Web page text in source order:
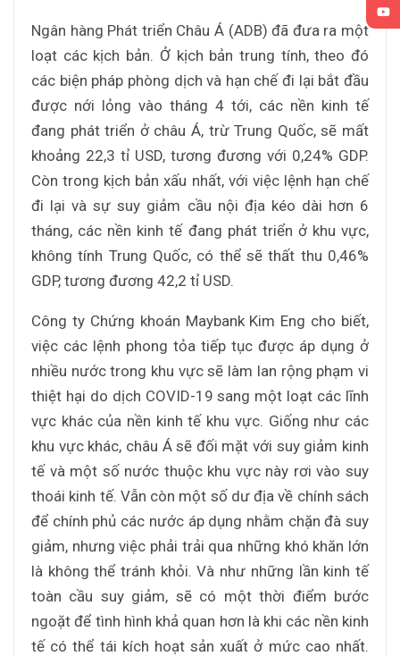
Ngân hàng Phát triển Châu Á (ADB) đã đưa ra một
loạt các kịch bản. Ở kịch bản trung tính, theo đó
các biện pháp phòng dịch và hạn chế đi lại bắt đầu
được nới lỏng vào tháng 4 tới, các nền kinh tế
đang phát triển ở châu Á, trừ Trung Quốc, sẽ mất
khoảng 22,3 tỉ USD, tương đương với 0,24% GDP.
Còn trong kịch bản xấu nhất, với việc lệnh hạn chế
đi lại và sự suy giảm cầu nội địa kéo dài hơn 6
tháng, các nền kinh tế đang phát triển ở khu vực,
không tính Trung Quốc, có thể sẽ thất thu 0,46%
GDP, tương đương 42,2 tỉ USD.
Công ty Chứng khoán Maybank Kim Eng cho biết,
việc các lệnh phong tỏa tiếp tục được áp dụng ở
nhiều nước trong khu vực sẽ làm lan rộng phạm vi
thiệt hại do dịch COVID-19 sang một loạt các lĩnh
vực khác của nền kinh tế khu vực. Giống như các
khu vực khác, châu Á sẽ đối mặt với suy giảm kinh
tế và một số nước thuộc khu vực này rơi vào suy
thoái kinh tế. Vẫn còn một số dư địa về chính sách
để chính phủ các nước áp dụng nhằm chặn đà suy
giảm, nhưng việc phải trải qua những khó khăn lớn
là không thể tránh khỏi. Và như những lần kinh tế
toàn cầu suy giảm, sẽ có một thời điểm bước
ngoặt để tình hình khả quan hơn là khi các nền kinh
tế có thể tái kích hoạt sản xuất ở mức cao nhất.